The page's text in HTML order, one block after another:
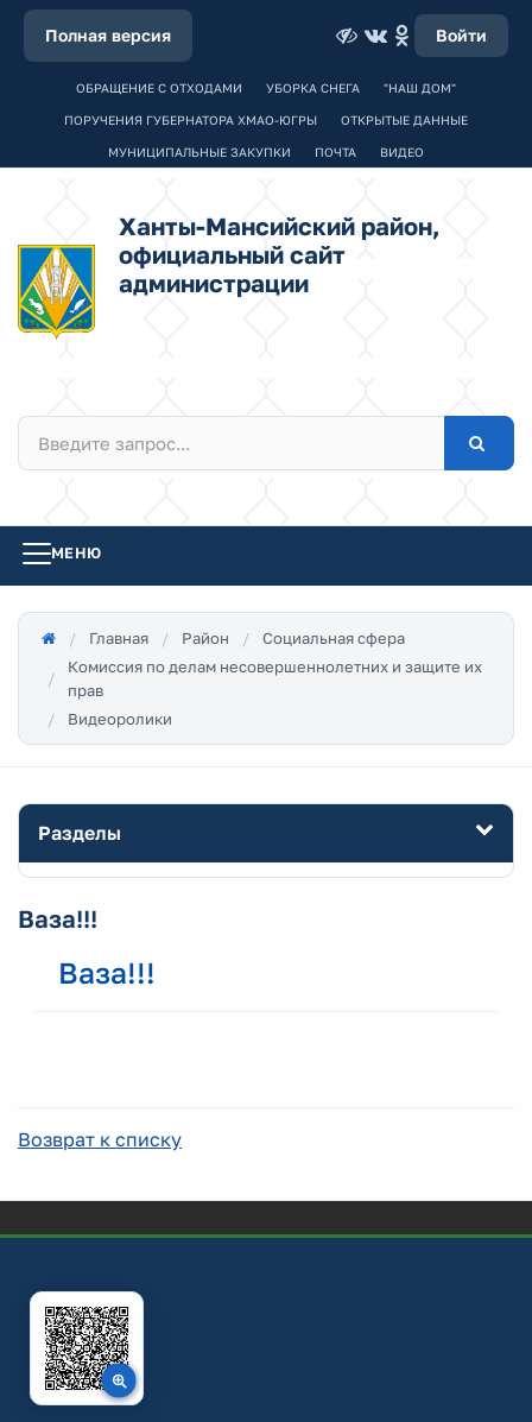
Полная версия Войти
ОБРАЩЕНИЕ С ОТХОДАМИ УБОРКА СНЕГА "НАШ ДОМ"
ПОРУЧЕНИЯ ГУБЕРНАТОРА ХМАО-ЮГРЫ ОТКРЫТЫЕ ДАННЫЕ
МУНИЦИПАЛЬНЫЕ ЗАКУПКИ ПОЧТА ВИДЕО
Ханты-Мансийский район,
официальный сайт
администрации
МЕНЮ
Главная Район
Социальная сфера
Комиссия по делам несовершеннолетних и защите их
прав
Видеоролики
Разделы
Ваза!!!
Ваза!!!
Возврат к списку